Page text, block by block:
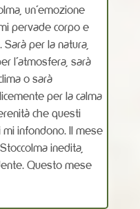
un’emozione
pervade corpo e
Sarà per la natura,
l’atmosfera, sarà
o sarà
per la calma
che questi
mi infondono. Il mese
inedita,
Questo mese